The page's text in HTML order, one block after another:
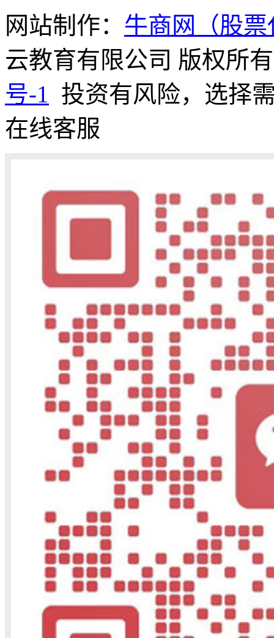
网站制作： 牛商网（股票
云教育有限公司 版权所
号-1 投资有风险，选择
在线客服